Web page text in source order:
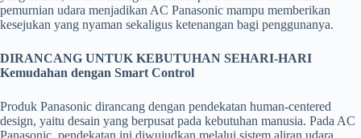
pemurnian udara menjadikan AC Panasonic mampu memberikan
kesejukan yang nyaman sekaligus ketenangan bagi penggunanya.
DIRANCANG UNTUK KEBUTUHAN SEHARI-HARI
Kemudahan dengan Smart Control
Produk Panasonic dirancang dengan pendekatan human-centered
design, yaitu desain yang berpusat pada kebutuhan manusia. Pada AC
Panasonic, pendekatan ini diwujudkan melalui sistem aliran udara